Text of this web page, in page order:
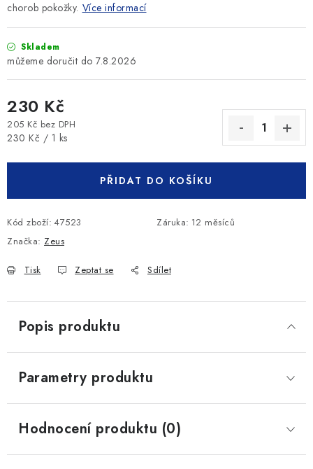
chorob pokožky. Více informací
Skladem
7.8.2026
230 Kč
205 Kč bez DPH
Měrná cena:
230 Kč / 1 ks
PŘIDAT DO KOŠÍKU
Kód zboží: 47523 Záruka: 12 měsíců
Značka: Zeus
Tisk Zeptat se Sdílet
Popis produktu
Parametry produktu
Hodnocení produktu (0)